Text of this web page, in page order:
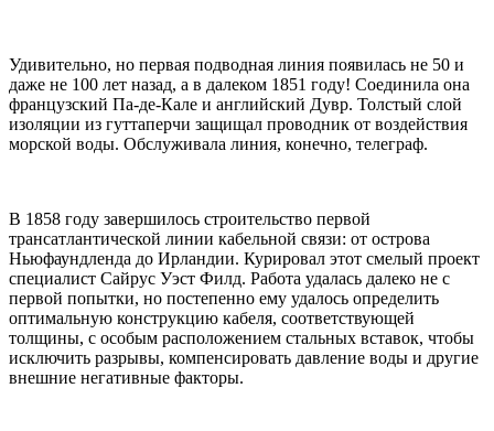
Удивительно, но первая подводная линия появилась не 50 и
даже не 100 лет назад, а в далеком 1851 году! Соединила она
французский Па-де-Кале и английский Дувр. Толстый слой
изоляции из гуттаперчи защищал проводник от воздействия
морской воды. Обслуживала линия, конечно, телеграф.
В 1858 году завершилось строительство первой
трансатлантической линии кабельной связи: от острова
Ньюфаундленда до Ирландии. Курировал этот смелый проект
специалист Сайрус Уэст Филд. Работа удалась далеко не с
первой попытки, но постепенно ему удалось определить
оптимальную конструкцию кабеля, соответствующей
толщины, с особым расположением стальных вставок, чтобы
исключить разрывы, компенсировать давление воды и другие
внешние негативные факторы.